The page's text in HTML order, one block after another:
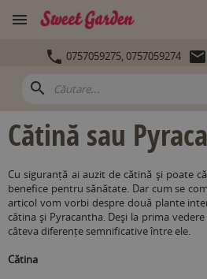

 0757059275, 0757059274 
search
Cătină sau
Cu siguranță ai auzit de cătină și poate
benefice pentru sănătate. Dar cum se
articol vom vorbi despre două plante
cătina și Pyracantha. Deși la prima
câteva diferențe semnificative între ele.
Cătina